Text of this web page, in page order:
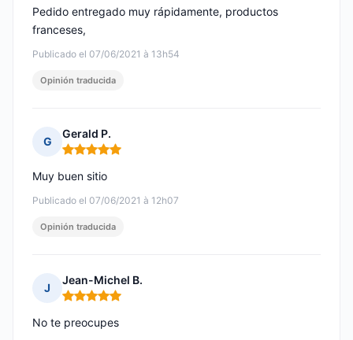
Publicado el 07/06/2021 à 13h54
Pedido entregado muy rápidamente, productos
franceses,
Opinión traducida
G
Gerald P.
Nota: 5 de 5
Publicado el 07/06/2021 à 12h07
Muy buen sitio
Opinión traducida
J
Jean-Michel B.
Nota: 5 de 5
No te preocupes